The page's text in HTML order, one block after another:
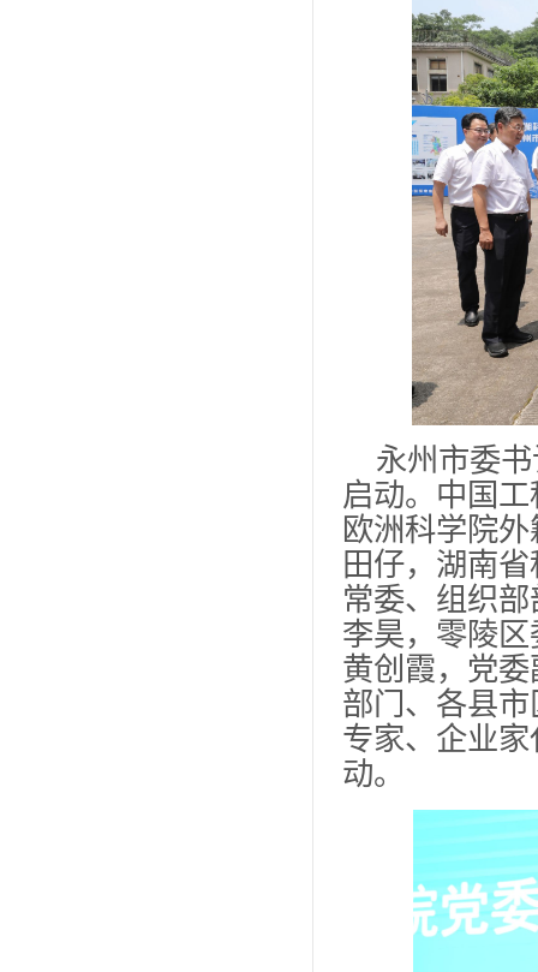
永州市委
启动。中国
欧洲科学院
田仔，湖南
常委、组织
李昊，零陵
黄创霞，党
部门、各县
专家、企业
动。